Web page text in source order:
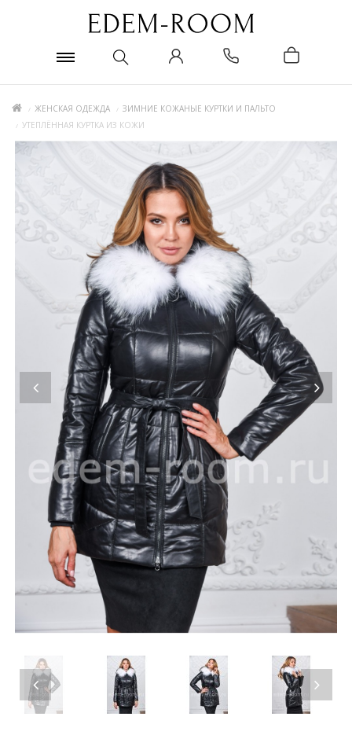
ЖЕНСКАЯ ОДЕЖДА
ЗИМНИЕ КОЖАНЫЕ КУРТКИ И ПАЛЬТО
УТЕПЛЁННАЯ КУРТКА ИЗ КОЖИ